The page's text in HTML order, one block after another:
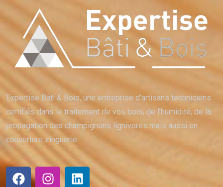
Expertise Bâti & Bois, une entreprise d’artisans techniciens
certifiés dans le traitement de vos bois, de l’humidité, de la
propagation des champignons lignivores mais aussi en
couverture zinguerie.